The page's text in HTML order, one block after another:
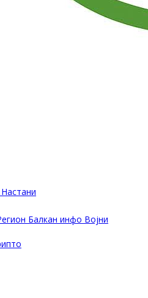
Балкан инфо Војни